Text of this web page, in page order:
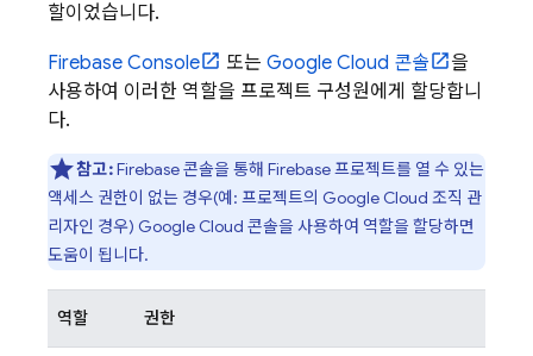
할이었습니다.
Firebase Console 또는 Google Cloud 콘솔
을
사용하여 이러한 역할을 프로젝트 구성원에게 할당합니
다.
참고:Firebase콘솔을 통해 Firebase 프로젝트를 열 수 있는
액세스 권한이 없는 경우(예: 프로젝트의 Google Cloud 조직 관
리자인 경우) Google Cloud 콘솔을 사용하여 역할을 할당하면
도움이 됩니다.
역할 권한